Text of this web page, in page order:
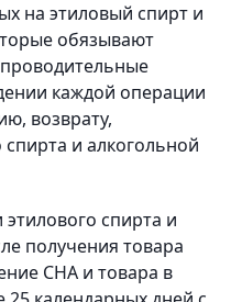
на этиловый спирт и
обязывают
каждой операции
возврату,
и алкогольной
спирта и
получения товара
СНА и товара в